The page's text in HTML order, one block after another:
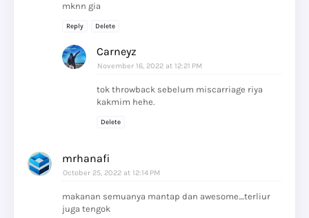
mknn gia
Reply Delete
Carneyz
November 16, 2022 at 12:21 PM
tok throwback sebelum miscarriage riya
kakmim hehe.
Delete
mrhanafi
October 25, 2022 at 12:14 PM
makanan semuanya mantap dan awesome....terliur
juga tengok